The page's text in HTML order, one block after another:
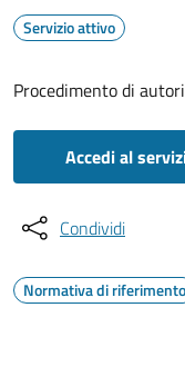
Servizio attivo
Procedimento di
Accedi al
Condividi
Normativa di riferimento